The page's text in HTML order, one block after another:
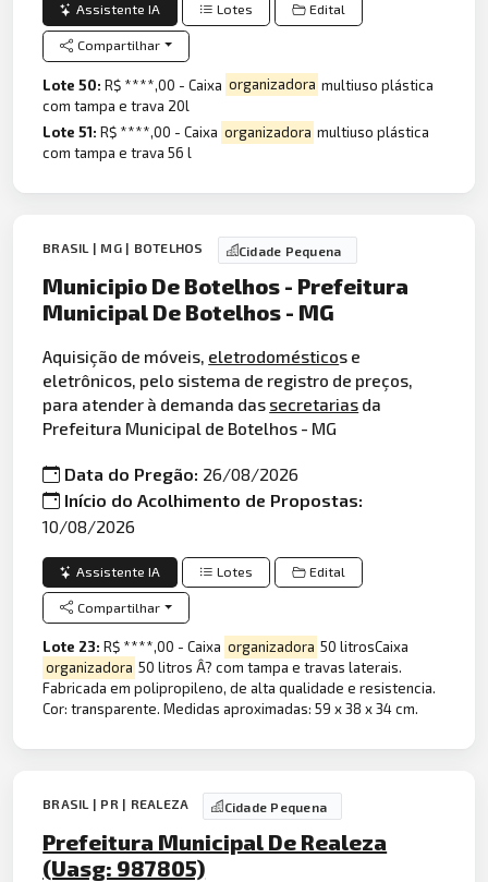
Assistente IA Lotes Edital
Compartilhar
Lote 50:R$ ****,00 - Caixa organizadora multiuso plástica
com tampa e trava 20l
Lote 51:R$ ****,00 - Caixa organizadora multiuso plástica
com tampa e trava 56 l
BRASIL | MG | BOTELHOS Cidade Pequena
Municipio De Botelhos - Prefeitura
Municipal De Botelhos - MG
Aquisição de móveis, eletrodomésticos e
eletrônicos, pelo sistema de registro de preços,
para atender à demanda das secretarias da
Prefeitura Municipal de Botelhos - MG
Data do Pregão: 26/08/2026
Início do Acolhimento de Propostas:
10/08/2026
Assistente IA Lotes Edital
Compartilhar
Lote 23:R$ ****,00 - Caixa organizadora 50 litrosCaixa
organizadora 50 litros Â? com tampa e travas laterais.
Fabricada em polipropileno, de alta qualidade e resistencia.
Cor: transparente. Medidas aproximadas: 59 x 38 x 34 cm.
BRASIL | PR | REALEZA Cidade Pequena
Prefeitura Municipal De Realeza
(Uasg: 987805)